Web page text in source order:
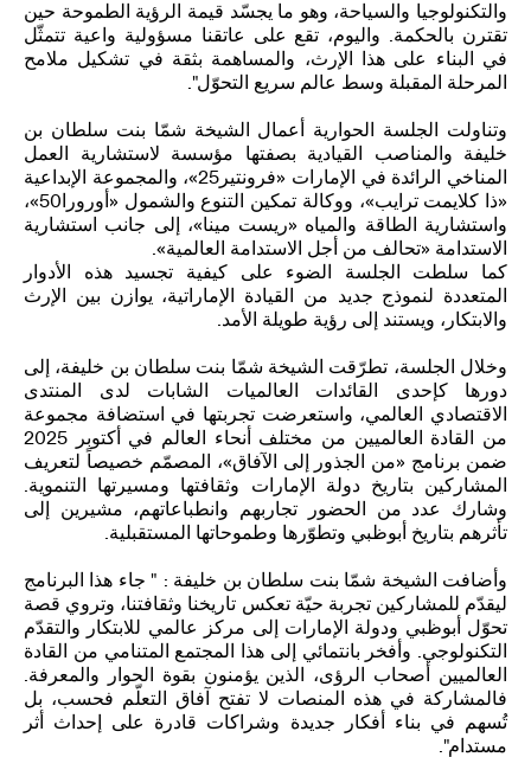
والتكنولوجيا والسياحة، وهو ما يجسّد قيمة الرؤية الطموحة حين
تقترن بالحكمة. واليوم، تقع على عاتقنا مسؤولية واعية تتمثّل
في البناء على هذا الإرث، والمساهمة بثقة في تشكيل ملامح
المرحلة المقبلة وسط عالم سريع التحوّل".
وتناولت الجلسة الحوارية أعمال الشيخة شمّا بنت سلطان بن
خليفة والمناصب القيادية بصفتها مؤسسة لاستشارية العمل
المناخي الرائدة في الإمارات «فرونتير25»، والمجموعة الإبداعية
«ذا كلايمت ترايب»، ووكالة تمكين التنوع والشمول «أورورا50»،
واستشارية الطاقة والمياه «ريست مينا»، إلى جانب استشارية
الاستدامة «تحالف من أجل الاستدامة العالمية».
كما سلطت الجلسة الضوء على كيفية تجسيد هذه الأدوار
المتعددة لنموذج جديد من القيادة الإماراتية، يوازن بين الإرث
والابتكار، ويستند إلى رؤية طويلة الأمد.
وخلال الجلسة، تطرّقت الشيخة شمّا بنت سلطان بن خليفة، إلى
دورها كإحدى القائدات العالميات الشابات لدى المنتدى
الاقتصادي العالمي، واستعرضت تجربتها في استضافة مجموعة
من القادة العالميين من مختلف أنحاء العالم في أكتوبر 2025
ضمن برنامج «من الجذور إلى الآفاق»، المصمّم خصيصاً لتعريف
المشاركين بتاريخ دولة الإمارات وثقافتها ومسيرتها التنموية.
وشارك عدد من الحضور تجاربهم وانطباعاتهم، مشيرين إلى
تأثرهم بتاريخ أبوظبي وتطوّرها وطموحاتها المستقبلية.
وأضافت الشيخة شمّا بنت سلطان بن خليفة : " جاء هذا البرنامج
ليقدّم للمشاركين تجربة حيّة تعكس تاريخنا وثقافتنا، وتروي قصة
تحوّل أبوظبي ودولة الإمارات إلى مركز عالمي للابتكار والتقدّم
التكنولوجي. وأفخر بانتمائي إلى هذا المجتمع المتنامي من القادة
العالميين أصحاب الرؤى، الذين يؤمنون بقوة الحوار والمعرفة.
فالمشاركة في هذه المنصات لا تفتح آفاق التعلّم فحسب، بل
تُسهم في بناء أفكار جديدة وشراكات قادرة على إحداث أثر
مستدام".